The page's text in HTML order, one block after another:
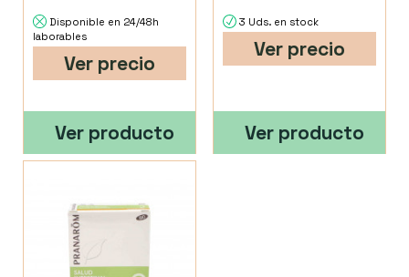
Disponible en 24/48h
laborables
Ver precio
Ver producto
3 Uds. en stock
Ver precio
Ver producto